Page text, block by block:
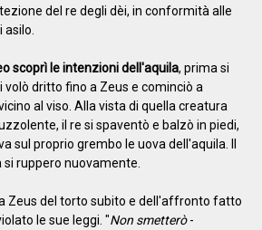
del re degli dèi, in conformità alle
scoprì le intenzioni dell'aquila, prima si
dritto fino a Zeus e cominciò a
al viso. Alla vista di quella creatura
il re si spaventò e balzò in piedi,
sul proprio grembo le uova dell'aquila. Il
ruppero nuovamente.
Zeus del torto subito e dell'affronto fatto
le sue leggi. "Non smetterò-